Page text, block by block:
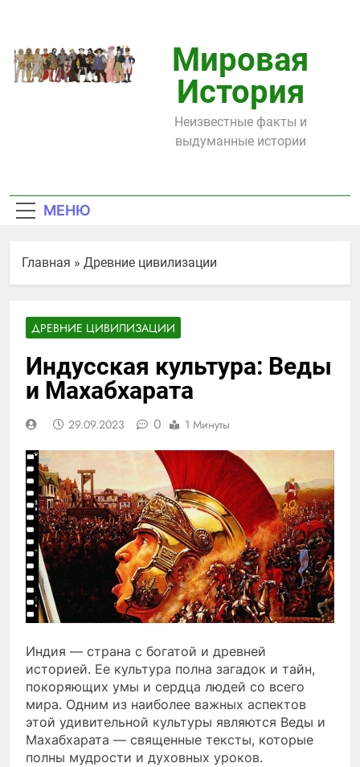
содержимому
Мировая
История
Неизвестные факты и
выдуманные истории
МЕНЮ
Главная » Древние цивилизации
ДРЕВНИЕ ЦИВИЛИЗАЦИИ
Индусская культура: Веды
и Махабхарата
29.09.2023 0 1 Минуты
Индия — страна с богатой и древней
историей. Ее культура полна загадок и тайн,
покоряющих умы и сердца людей со всего
мира. Одним из наиболее важных аспектов
этой удивительной культуры являются Веды и
Махабхарата — священные тексты, которые
полны мудрости и духовных уроков.